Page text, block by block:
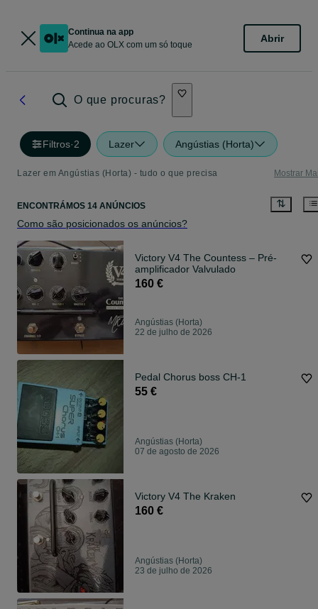
Continua na app
Acede ao OLX com um só toque
Abrir
O que procuras?
Filtros·2 Lazer Angústias (Horta)
Lazer em Angústias (Horta) - tudo o que precisa Mostrar
ENCONTRÁMOS 14 ANÚNCIOS
Como são posicionados os anúncios?
Victory V4 The Countess – Pré-
amplificador Valvulado
160 €
Angústias (Horta)
22 de julho de 2026
Pedal Chorus boss CH-1
55 €
Angústias (Horta)
07 de agosto de 2026
Victory V4 The Kraken
160 €
Angústias (Horta)
23 de julho de 2026